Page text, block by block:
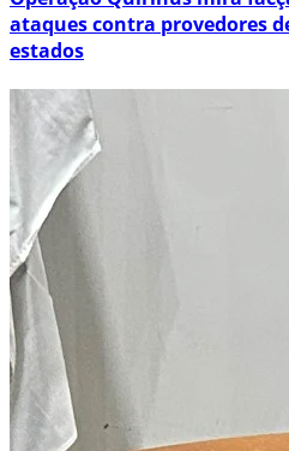
ataques contra provedores
estados